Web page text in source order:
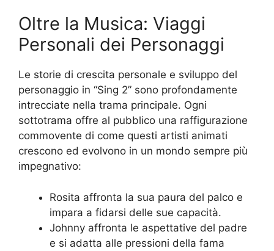
Oltre la Musica: Viaggi
Personali dei Personaggi
Le storie di crescita personale e sviluppo del
personaggio in “Sing 2” sono profondamente
intrecciate nella trama principale. Ogni
sottotrama offre al pubblico una raffigurazione
commovente di come questi artisti animati
crescono ed evolvono in un mondo sempre più
impegnativo:
Rosita affronta la sua paura del palco e
impara a fidarsi delle sue capacità.
Johnny affronta le aspettative del padre
e si adatta alle pressioni della fama